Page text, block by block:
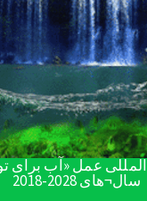
عمل «آب برای
سال¬های 2028-2018